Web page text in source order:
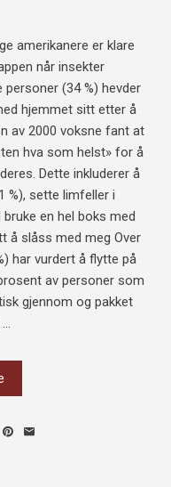
amerikanere er klare
når insekter
(34 %) hevder
hjemmet sitt etter å
av 2000 voksne fant at
hva som helst» for å
Dette inkluderer å
%), sette limfeller i
en hel boks med
å slåss med meg Over
har vurdert å flytte på
av personer som
gjennom og pakket